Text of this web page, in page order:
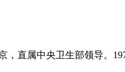
，直属中央卫生部领导。